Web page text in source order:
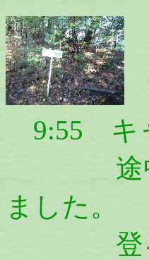
9:55 キ
途中の
ました。
登るに